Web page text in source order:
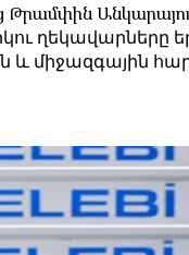
Թրամփին
և միջազգային